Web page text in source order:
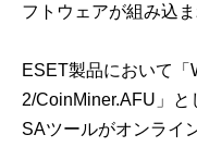
フトウェアが組み込ま
ESET製品において
2/CoinMiner.AFU」と
SAツールがオンライ